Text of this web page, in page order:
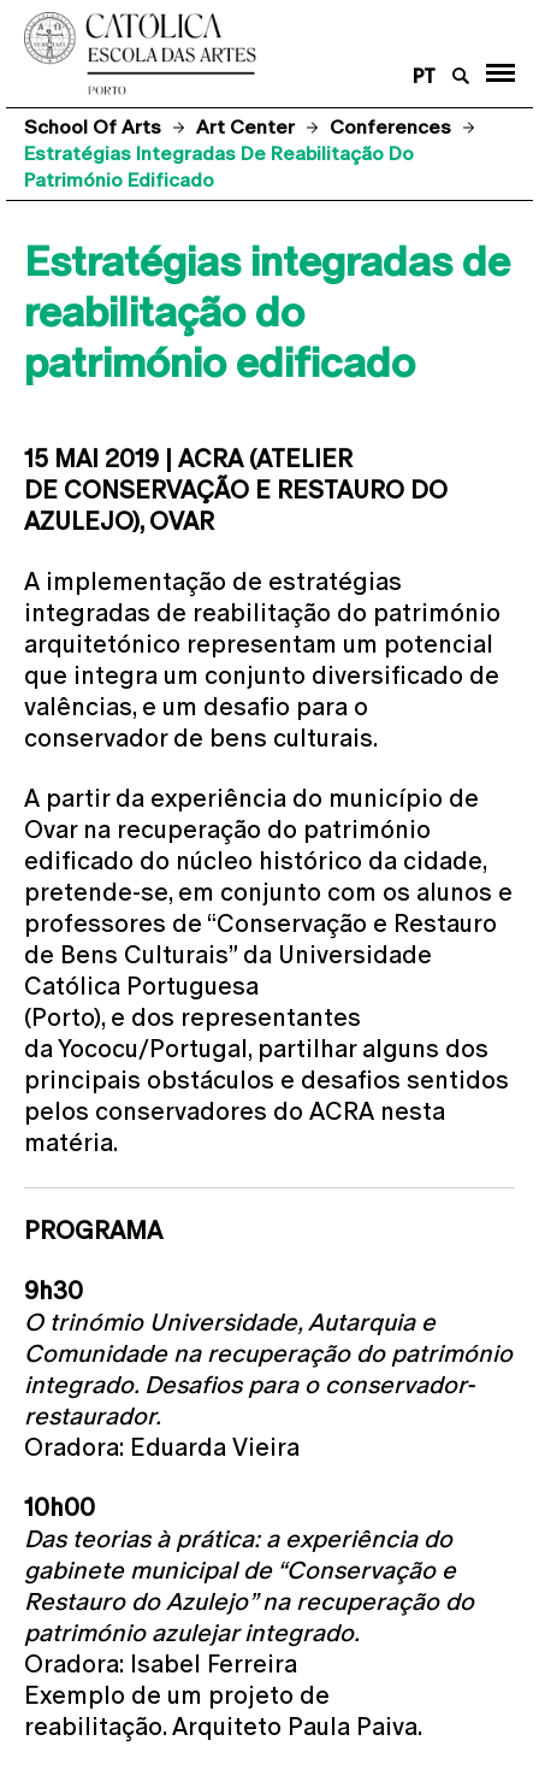
PT
School Of Arts Art Center
Conferences
Estratégias Integradas De Reabilitação Do
Património Edificado
Estratégias integradas de
reabilitação do
património edificado
15 MAI 2019 | ACRA (ATELIER
DE CONSERVAÇÃO E RESTAURO DO
AZULEJO), OVAR
A implementação de estratégias
integradas de reabilitação do património
arquitetónico representam um potencial
que integra um conjunto diversificado de
valências, e um desafio para o
conservador de bens culturais.
A partir da experiência do município de
Ovar na recuperação do património
edificado do núcleo histórico da cidade,
pretende-se, em conjunto com os alunos e
professores de “Conservação e Restauro
de Bens Culturais” da Universidade
Católica Portuguesa
(Porto), e dos representantes
da Yococu/Portugal, partilhar alguns dos
principais obstáculos e desafios sentidos
pelos conservadores do ACRA nesta
matéria.
PROGRAMA
9h30
O trinómio Universidade, Autarquia e
Comunidade na recuperação do património
integrado. Desafios para o conservador-
restaurador.
Oradora: Eduarda Vieira
10h00
Das teorias à prática: a experiência do
gabinete municipal de “Conservação e
Restauro do Azulejo” na recuperação do
património azulejar integrado.
Oradora: Isabel Ferreira
Exemplo de um projeto de
reabilitação. Arquiteto Paula Paiva.